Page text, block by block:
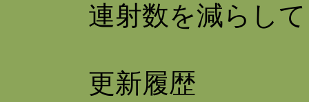
連射数を減らし
更新履歴